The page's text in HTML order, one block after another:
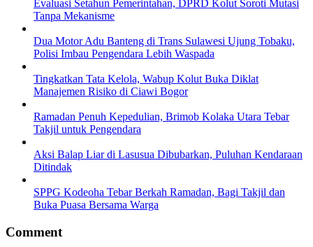
Evaluasi Setahun Pemerintahan, DPRD Kolut Soroti Mutasi
Tanpa Mekanisme
Dua Motor Adu Banteng di Trans Sulawesi Ujung Tobaku,
Polisi Imbau Pengendara Lebih Waspada
Tingkatkan Tata Kelola, Wabup Kolut Buka Diklat
Manajemen Risiko di Ciawi Bogor
Ramadan Penuh Kepedulian, Brimob Kolaka Utara Tebar
Takjil untuk Pengendara
Aksi Balap Liar di Lasusua Dibubarkan, Puluhan Kendaraan
Ditindak
SPPG Kodeoha Tebar Berkah Ramadan, Bagi Takjil dan
Buka Puasa Bersama Warga
Comment